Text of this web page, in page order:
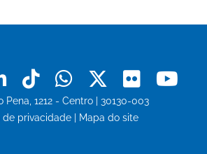
LinkedinTiktokWhatsapp
X Flickr
Pena, 1212 - Centro | 30130-003
de privacidade
Mapa do site